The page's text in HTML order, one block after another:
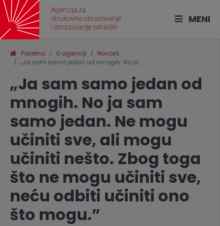
MENI
Početna O agenciji
Novosti
„Ja sam samo jedan od mnogih. No ja…
„Ja sam samo jedan od
mnogih. No ja sam
samo jedan. Ne mogu
učiniti sve, ali mogu
učiniti nešto. Zbog toga
što ne mogu učiniti sve,
neću odbiti učiniti ono
što mogu.”